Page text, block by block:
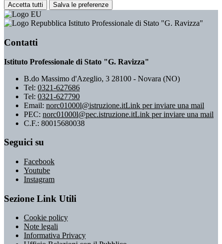
Accetta tutti Salva le preferenze
Istituto Professionale di Stato "G. Ravizza"
Contatti
Istituto Professionale di Stato "G. Ravizza"
B.do Massimo d'Azeglio, 3 28100 - Novara (NO)
Tel: 0321-627686
Tel: 0321-627790
Email: norc01000l@istruzione.itLink per inviare una mail
PEC: norc01000l@pec.istruzione.itLink per inviare una mail
C.F.: 80015680038
Seguici su
Facebook
Youtube
Instagram
Sezione Link Utili
Cookie policy
Note legali
Informativa Privacy